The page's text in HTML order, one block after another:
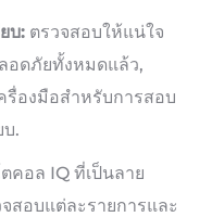
บ: ตรวจสอบให้แน่ใจ
อดภัยทั้งหมดแล้ว,
รื่องมือสำหรับการสอบ
.
คอล IQ ที่เป็นลาย
อบแต่ละรายการและ